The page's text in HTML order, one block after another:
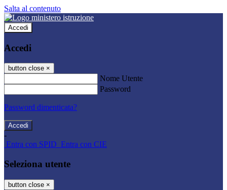
Salta al contenuto
Accedi
Accedi
button close ×
Nome Utente
Password
Password dimenticata?
-
Entra con SPID Entra con CIE
Seleziona utente
button close ×